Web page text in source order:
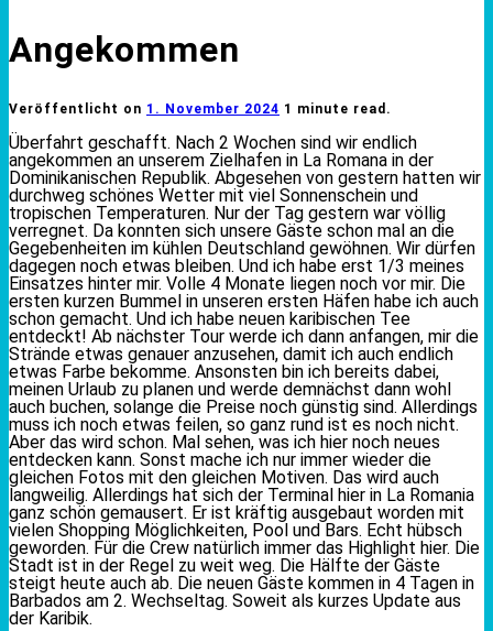
Angekommen
Veröffentlicht on 1. November 2024 1 minute read.
Überfahrt geschafft. Nach 2 Wochen sind wir endlich
angekommen an unserem Zielhafen in La Romana in der
Dominikanischen Republik. Abgesehen von gestern hatten wir
durchweg schönes Wetter mit viel Sonnenschein und
tropischen Temperaturen. Nur der Tag gestern war völlig
verregnet. Da konnten sich unsere Gäste schon mal an die
Gegebenheiten im kühlen Deutschland gewöhnen. Wir dürfen
dagegen noch etwas bleiben. Und ich habe erst 1/3 meines
Einsatzes hinter mir. Volle 4 Monate liegen noch vor mir. Die
ersten kurzen Bummel in unseren ersten Häfen habe ich auch
schon gemacht. Und ich habe neuen karibischen Tee
entdeckt! Ab nächster Tour werde ich dann anfangen, mir die
Strände etwas genauer anzusehen, damit ich auch endlich
etwas Farbe bekomme. Ansonsten bin ich bereits dabei,
meinen Urlaub zu planen und werde demnächst dann wohl
auch buchen, solange die Preise noch günstig sind. Allerdings
muss ich noch etwas feilen, so ganz rund ist es noch nicht.
Aber das wird schon. Mal sehen, was ich hier noch neues
entdecken kann. Sonst mache ich nur immer wieder die
gleichen Fotos mit den gleichen Motiven. Das wird auch
langweilig. Allerdings hat sich der Terminal hier in La Romania
ganz schön gemausert. Er ist kräftig ausgebaut worden mit
vielen Shopping Möglichkeiten, Pool und Bars. Echt hübsch
geworden. Für die Crew natürlich immer das Highlight hier. Die
Stadt ist in der Regel zu weit weg. Die Hälfte der Gäste
steigt heute auch ab. Die neuen Gäste kommen in 4 Tagen in
Barbados am 2. Wechseltag. Soweit als kurzes Update aus
der Karibik.